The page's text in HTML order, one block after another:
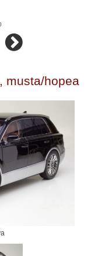
musta/hopea